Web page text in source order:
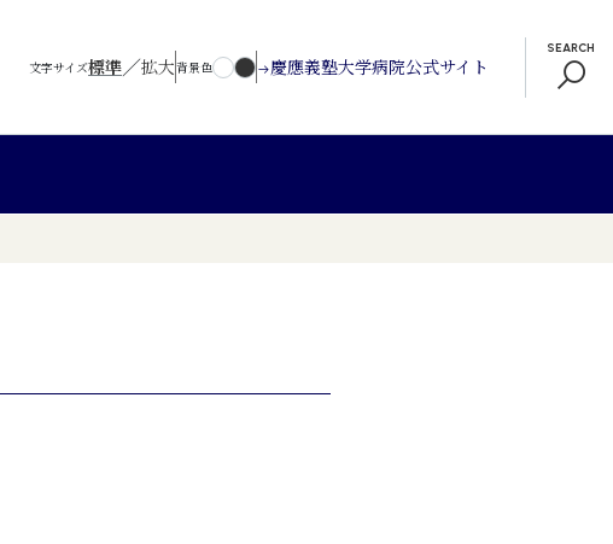
文字サイズ標準／拡大背景色 慶應義塾大学病院公式サイト
SEARCH